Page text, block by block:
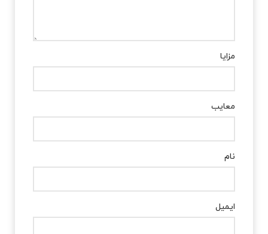
مزایا
معایب
نام
ایمیل